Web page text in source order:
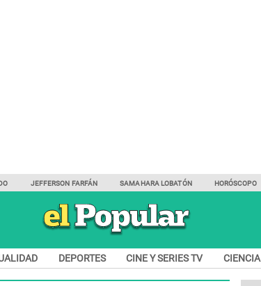
JEFFERSON FARFÁN SAMAHARA LOBATÓN HORÓSCOPO
DEPORTES CINE Y SERIES TV CIENCIA